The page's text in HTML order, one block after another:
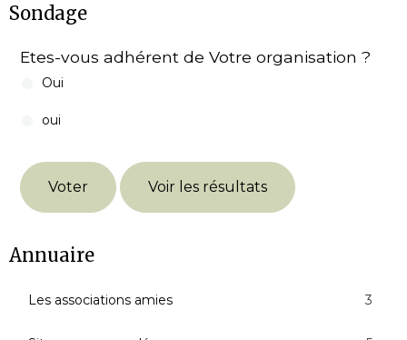
Sondage
Etes-vous adhérent de Votre organisation ?
Oui
oui
Voter Voir les résultats
Annuaire
Les associations amies 3